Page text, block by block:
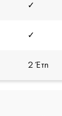
✓
✓
2 Έτη